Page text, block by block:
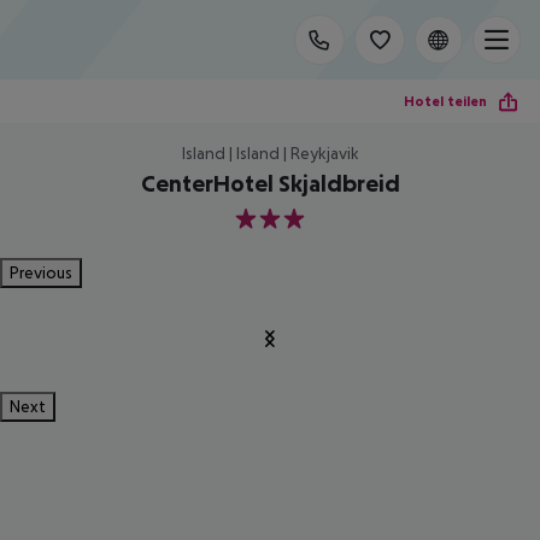
Hotel teilen
Island | Island | Reykjavik
CenterHotel Skjaldbreid
3
Previous
Next